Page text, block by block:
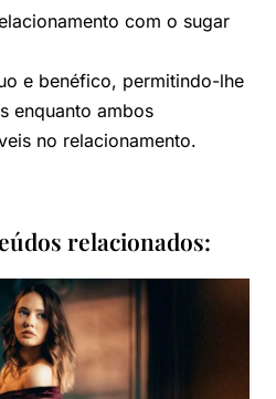
com o sugar
e benéfico, permitindo-lhe
enquanto ambos
no relacionamento.
relacionados: